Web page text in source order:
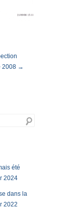
2008 →
été
2024
dans la
2022